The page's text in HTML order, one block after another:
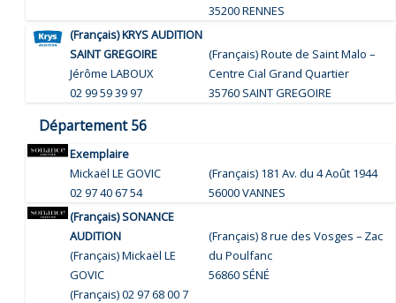
35200 RENNES
(Français) KRYS AUDITION
SAINT GREGOIRE
Jérôme LABOUX
02 99 59 39 97
(Français) Route de Saint Malo –
Centre Cial Grand Quartier
35760 SAINT GREGOIRE
Département 56
Exemplaire
Mickaël LE GOVIC
02 97 40 67 54
(Français) 181 Av. du 4 Août 1944
56000 VANNES
(Français) SONANCE
AUDITION
(Français) Mickaël LE
GOVIC
(Français) 02 97 68 00 7
(Français) 8 rue des Vosges – Zac
du Poulfanc
56860 SÉNÉ